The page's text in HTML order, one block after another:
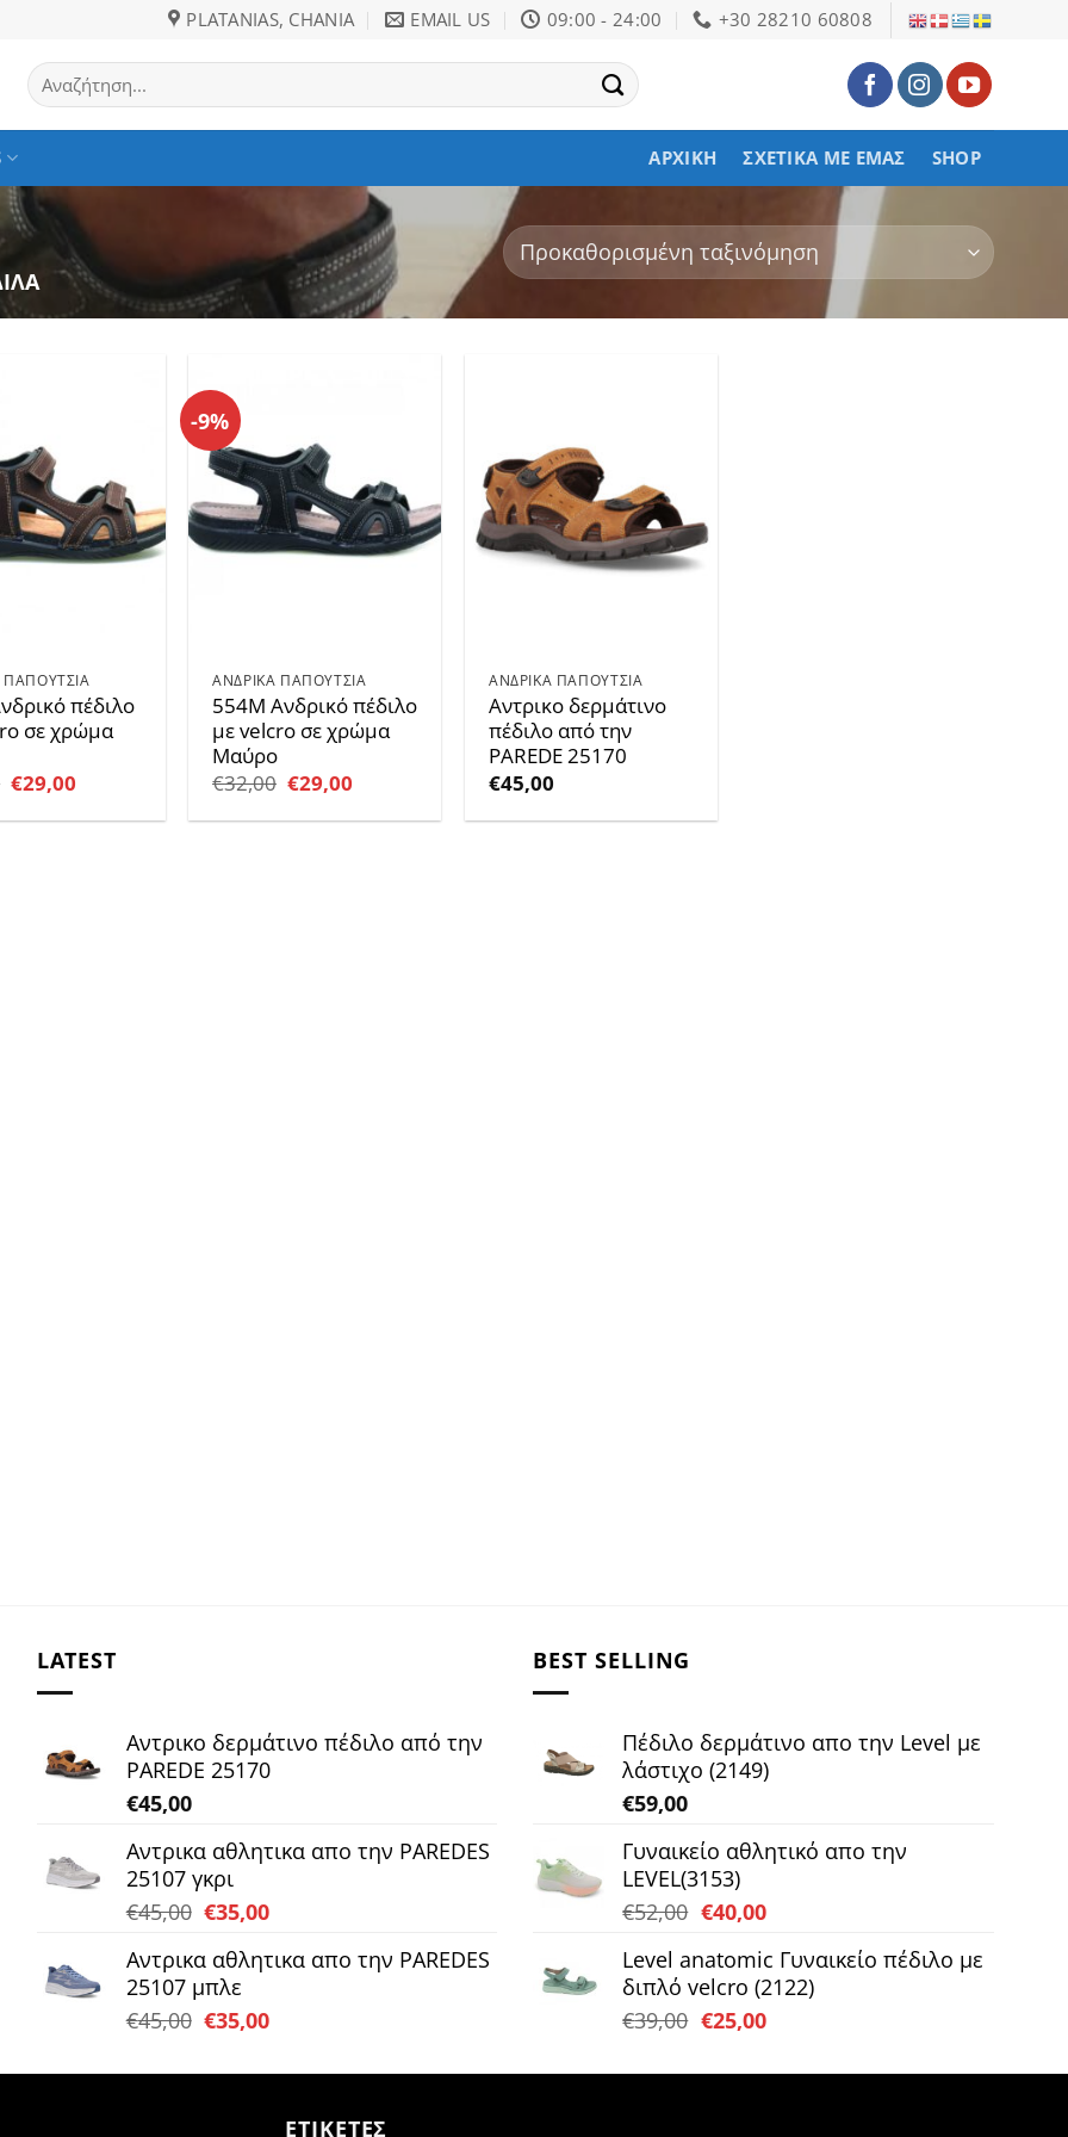
PLATANIAS, CHANIA EMAIL US 09:00 - 24:00 +30 28210 60808
Αναζήτηση
για:
ΑΡΧΙΚΉ ΣΧΕΤΙΚΆ ΜΕ ΕΜΆΣ SHOP
ΠΑΠΟΥΤΣΙΑ
πέδιλο
σε χρώμα
Original
price
was:
€29,00
τιμή
-9%
ΑΝΔΡΙΚΑ ΠΑΠΟΥΤΣΙΑ
554Μ Ανδρικό πέδιλο
με velcro σε χρώμα
Μαύρο
€32,00 Original
price
was:
€29,00Η
τιμή
ΑΝΔΡΙΚΑ ΠΑΠΟΥΤΣΙΑ
Αντρικο δερμάτινο
πέδιλο από την
PAREDE 25170
€45,00
LATEST
Αντρικο δερμάτινο πέδιλο από την
PAREDE 25170
€45,00
Αντρικα αθλητικα απο την PAREDES
25107 γκρι
€45,00 Original
was:
€45,00.
€35,00Η
τιμή
€35,00.
Αντρικα αθλητικα απο την PAREDES
25107 μπλε
€45,00 Original
was:
€35,00Η
τιμή
BEST SELLING
Πέδιλο δερμάτινο απο την Level με
λάστιχο (2149)
€59,00
Γυναικείο αθλητικό απο την
LEVEL(3153)
€52,00 Original
was:
€52,00.
€40,00Η
τιμή
είναι:
€40,00.
Level anatomic Γυναικείο πέδιλο με
διπλό velcro (2122)
€39,00 Original
was:
€25,00Η
τιμή
ΕΤΙΚΕΤΕΣ